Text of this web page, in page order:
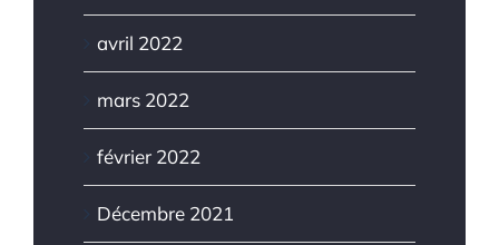
avril 2022
mars 2022
février 2022
Décembre 2021